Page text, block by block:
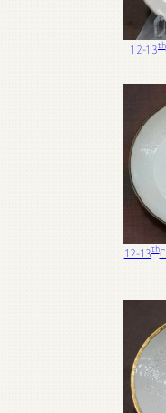
12-13th
12-13th